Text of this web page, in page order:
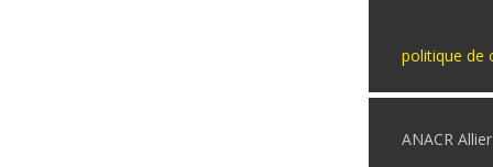
politique de
ANACR